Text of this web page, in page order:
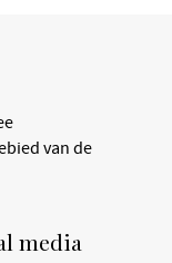
van de
media